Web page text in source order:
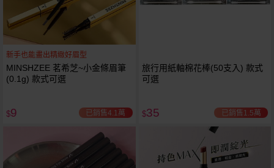
新手也能畫出精緻好眉型
MINSHZEE 茗希芝~小金條眉筆
(0.1g) 款式可選
$9 已銷售4.1萬
旅行用紙軸棉花棒(50支入) 款式
可選
$35 已銷售1.5萬